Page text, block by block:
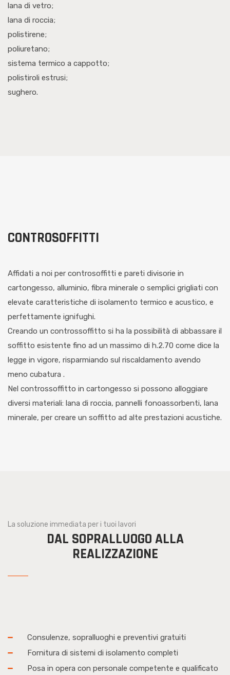
lana di vetro;
lana di roccia;
polistirene;
poliuretano;
sistema termico a cappotto;
polistiroli estrusi;
sughero.
Vantiamo una gamma completa di
CONTROSOFFITTI
Affidati a noi per controsoffitti e pareti divisorie in
cartongesso, alluminio, fibra minerale o semplici grigliati con
elevate caratteristiche di isolamento termico e acustico, e
perfettamente ignifughi.
Creando un controssoffitto si ha la possibilità di abbassare il
soffitto esistente fino ad un massimo di h.2.70 come dice la
legge in vigore, risparmiando sul riscaldamento avendo
meno cubatura .
Nel controssoffitto in cartongesso si possono alloggiare
diversi materiali: lana di roccia, pannelli fonoassorbenti, lana
minerale, per creare un soffitto ad alte prestazioni acustiche.
DAL SOPRALLUOGO ALLA
REALIZZAZIONE
La soluzione immediata per i tuoi lavori
Consulenze, sopralluoghi e preventivi gratuiti
Fornitura di sistemi di isolamento completi
Posa in opera con personale competente e qualificato